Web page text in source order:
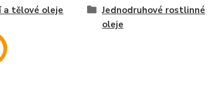
a tělové oleje
Jednodruhové rostlinné
oleje